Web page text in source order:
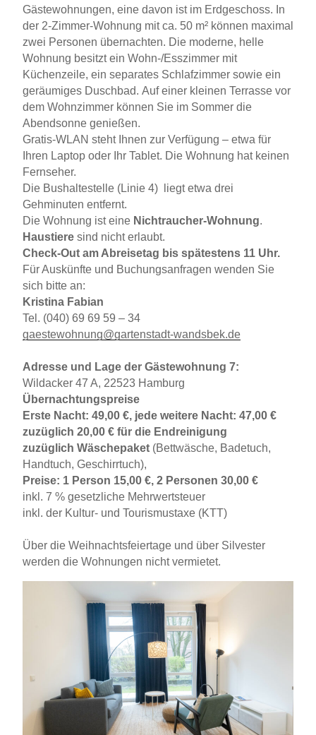
Gästewohnungen, eine davon ist im Erdgeschoss. In
der 2-Zimmer-Wohnung mit ca. 50 m² können maximal
zwei Personen übernachten. Die moderne, helle
Wohnung besitzt ein Wohn-/Esszimmer mit
Küchenzeile, ein separates Schlafzimmer sowie ein
geräumiges Duschbad. Auf einer kleinen Terrasse vor
dem Wohnzimmer können Sie im Sommer die
Abendsonne genießen.
Gratis-WLAN steht Ihnen zur Verfügung – etwa für
Ihren Laptop oder Ihr Tablet. Die Wohnung hat keinen
Fernseher.
Die Bushaltestelle (Linie 4) liegt etwa drei
Gehminuten entfernt.
Die Wohnung ist eine Nichtraucher-Wohnung.
Haustiere sind nicht erlaubt.
Check-Out am Abreisetag bis spätestens 11 Uhr.
Für Auskünfte und Buchungsanfragen wenden Sie
sich bitte an:
Kristina Fabian
Tel. (040) 69 69 59 – 34
gaestewohnung@gartenstadt-wandsbek.de
Adresse und Lage der Gästewohnung 7:
Wildacker 47 A, 22523 Hamburg
Übernachtungspreise
Erste Nacht: 49,00 €, jede weitere Nacht: 47,00 €
zuzüglich 20,00 € für die Endreinigung
zuzüglich Wäschepaket (Bettwäsche, Badetuch,
Handtuch, Geschirrtuch),
Preise: 1 Person 15,00 €, 2 Personen 30,00 €
inkl. 7 % gesetzliche Mehrwertsteuer
inkl. der Kultur- und Tourismustaxe (KTT)
Über die Weihnachtsfeiertage und über Silvester
werden die Wohnungen nicht vermietet.